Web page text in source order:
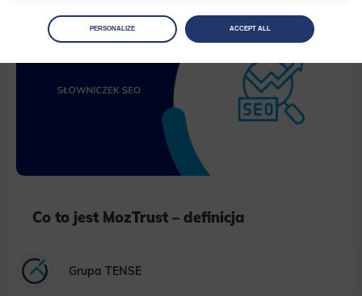
Managepreferences
Select the consents of your choice
Necessary scripts and data stored on the end device contribute to the security and usability of the website by enabling
secure access to basic functions such as site navigation and access to specific areas of the website. The website
This is data used to personalize your use of our website and to remember choices you make while using our website. For
Analytics
to measure the effectiveness of actions taken and content presented.
PERSONALIZE ACCEPT ALL
Co to jest MozTrust – definicja
Grupa TENSE